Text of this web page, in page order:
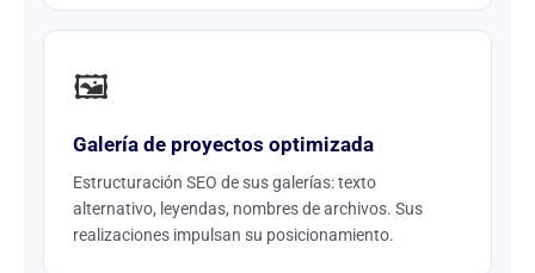
🖼️
Galería de proyectos optimizada
Estructuración SEO de sus galerías: texto
alternativo, leyendas, nombres de archivos. Sus
realizaciones impulsan su posicionamiento.